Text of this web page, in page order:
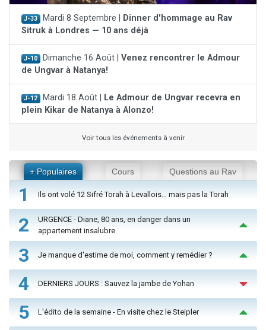
J-33 Mardi 8 Septembre |
Dinner d'hommage au Rav
Sitruk à Londres — 10 ans déjà
J-10 Dimanche 16 Août | Venez rencontrer le Admour
de Ungvar à Natanya!
J-12 Mardi 18 Août |
Le Admour de Ungvar recevra en
plein Kikar de Natanya à Alonzo!
Voir tous les événements à venir
+ Populaires Cours Questions au Rav
1 Ils ont volé 12 Sifré Torah à Levallois… mais pas la Torah
2
URGENCE - Diane, 80 ans, en danger dans un
appartement insalubre
3 Je manque d'estime de moi, comment y remédier ?
4 DERNIERS JOURS : Sauvez la jambe de Yohan
5 L'édito de la semaine - En visite chez le Steipler